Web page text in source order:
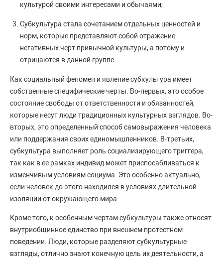
культурой своими интересами и обычаями;
Субкультура стала сочетанием отдельных ценностей и
норм, которые представляют собой отражение
негативных черт привычной культуры, а потому и
отрицаются в данной группе.
Как социальный феномен и явление субкультура имеет
собственные специфические черты. Во-первых, это особое
состояние свободы от ответственности и обязанностей,
которые несут люди традиционных культурных взглядов. Во-
вторых, это определенный способ самовыражения человека
или поддержания своих единомышленников. В-третьих,
субкультура выполняет роль социализирующего триггера,
так как в ее рамках индивид может приспосабливаться к
изменчивым условиям социума. Это особенно актуально,
если человек до этого находился в условиях длительной
изоляции от окружающего мира.
Кроме того, к особенным чертам субкультуры также относят
внутриобщинное единство при внешнем протестном
поведении. Люди, которые разделяют субкультурные
взгляды, отлично знают конечную цель их деятельности, а